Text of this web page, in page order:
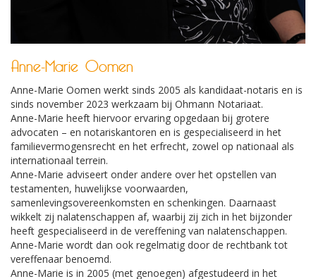
Anne-Marie Oomen
Anne-Marie Oomen werkt sinds 2005 als kandidaat-notaris en is
sinds november 2023 werkzaam bij Ohmann Notariaat.
Anne-Marie heeft hiervoor ervaring opgedaan bij grotere
advocaten – en notariskantoren en is gespecialiseerd in het
familievermogensrecht en het erfrecht, zowel op nationaal als
internationaal terrein.
Anne-Marie adviseert onder andere over het opstellen van
testamenten, huwelijkse voorwaarden,
samenlevingsovereenkomsten en schenkingen. Daarnaast
wikkelt zij nalatenschappen af, waarbij zij zich in het bijzonder
heeft gespecialiseerd in de vereffening van nalatenschappen.
Anne-Marie wordt dan ook regelmatig door de rechtbank tot
vereffenaar benoemd.
Anne-Marie is in 2005 (met genoegen) afgestudeerd in het